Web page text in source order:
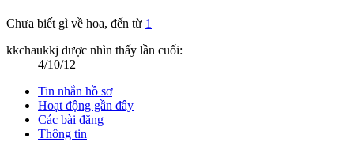
Chưa biết gì về hoa, đến từ 1
kkchaukkj được nhìn thấy lần cuối:
4/10/12
Tin nhắn hồ sơ
Hoạt động gần đây
Các bài đăng
Thông tin